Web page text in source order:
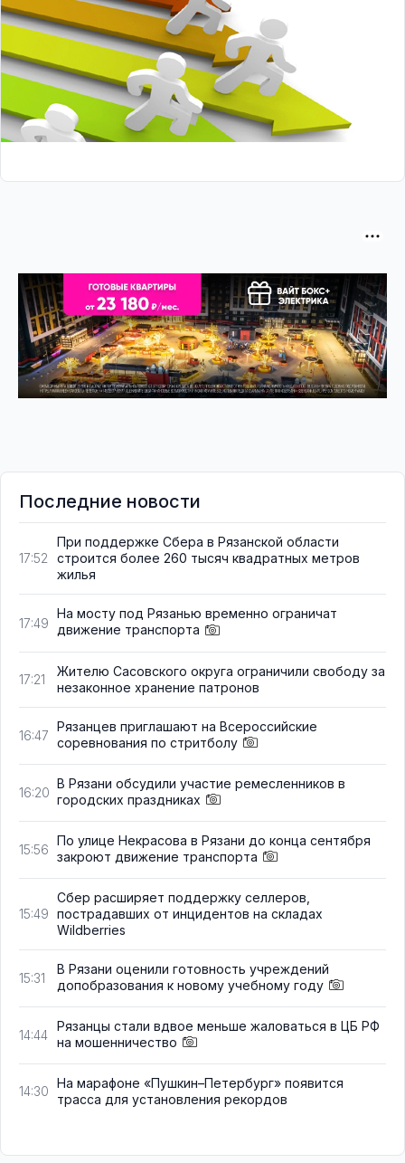
Последние новости
17:52
При поддержке Сбера в Рязанской области
строится более 260 тысяч квадратных метров
жилья
17:49
На мосту под Рязанью временно ограничат
движение транспорта
17:21
Жителю Сасовского округа ограничили свободу за
незаконное хранение патронов
16:47
Рязанцев приглашают на Всероссийские
соревнования по стритболу
16:20
В Рязани обсудили участие ремесленников в
городских праздниках
15:56
По улице Некрасова в Рязани до конца сентября
закроют движение транспорта
15:49
Сбер расширяет поддержку селлеров,
пострадавших от инцидентов на складах
Wildberries
15:31
В Рязани оценили готовность учреждений
допобразования к новому учебному году
14:44
Рязанцы стали вдвое меньше жаловаться в ЦБ РФ
на мошенничество
14:30
На марафоне «Пушкин–Петербург» появится
трасса для установления рекордов